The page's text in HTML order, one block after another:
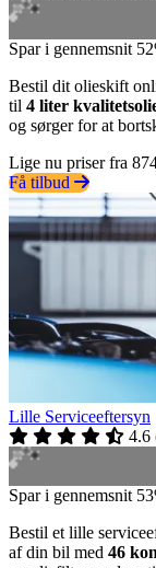
Spar i gennemsnit
Bestil dit olieskift
til 4 liter
og sørger for at
Lige nu priser fra
Få tilbud
Lille Serviceeftersyn
4.6
Spar i gennemsnit
Bestil et lille
af din bil med 46